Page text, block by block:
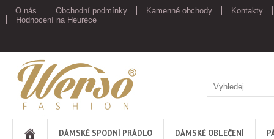
O nás Obchodní podmínky Kamenné obchody
Kontakty
Hodnocení na Heuréce
Werso
DÁMSKÉ SPODNÍ PRÁDLO DÁMSKÉ OBLEČENÍ